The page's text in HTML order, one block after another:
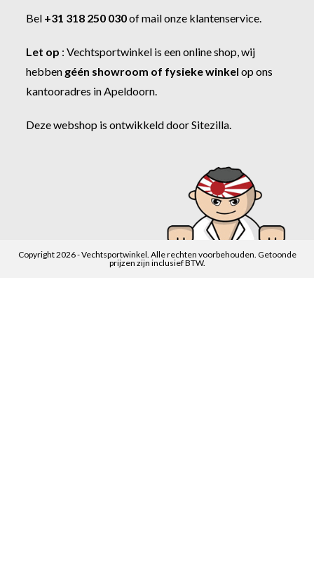
Bel +31 318 250 030ofmail onze klantenservice
Let op :Vechtsportwinkel is een online shop, wij
hebben géén showroom of fysieke winkel op ons
kantooradres in Apeldoorn.
Deze webshop is ontwikkeld doorSitezilla
Copyright 2026 - Vechtsportwinkel. Alle rechten voorbehouden. Getoonde
prijzen zijn inclusief BTW.